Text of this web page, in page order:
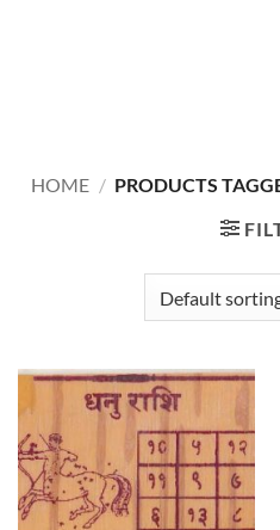
HOME / PRODUCTS